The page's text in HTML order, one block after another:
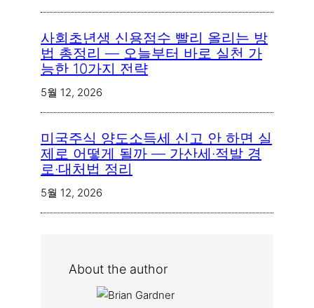
사회초년생 신용점수 빨리 올리는 방
법 총정리 — 오늘부터 바로 실천 가
능한 10가지 전략
5월 12, 2026
미국주식 양도소득세 신고 안 하면 실
제로 어떻게 될까 — 가산세·적발 경
로·대처법 정리
5월 12, 2026
About the author